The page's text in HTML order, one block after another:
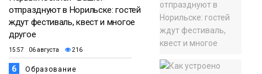
отпразднуют в Норильске: гостей
ждут фестиваль, квест и многое
другое
15:57 06 августа 216
6 Образование